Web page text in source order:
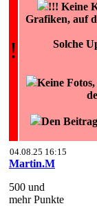
!
!!! Keine
Grafiken, auf
Solche
Keine
Den
04.08.25 16:15
Martin.M
500 und
mehr Punkte